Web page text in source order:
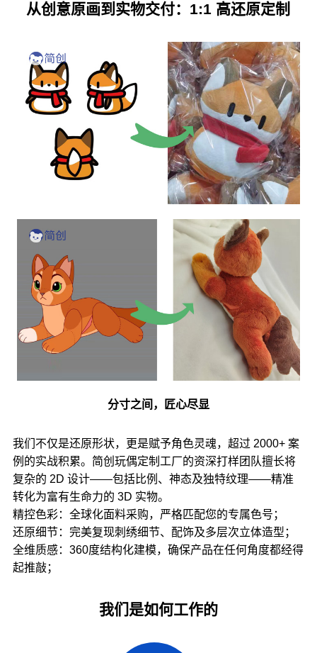
从创意原画到实物交付：1:1 高还原定制
分寸之间，匠心尽显
我们不仅是还原形状，更是赋予角色灵魂，超过 2000+ 案
例的实战积累。简创玩偶定制工厂的资深打样团队擅长将
复杂的 2D 设计——包括比例、神态及独特纹理——精准
转化为富有生命力的 3D 实物。
精控色彩：全球化面料采购，严格匹配您的专属色号；
还原细节：完美复现刺绣细节、配饰及多层次立体造型；
全维质感：360度结构化建模，确保产品在任何角度都经得
起推敲；
我们是如何工作的